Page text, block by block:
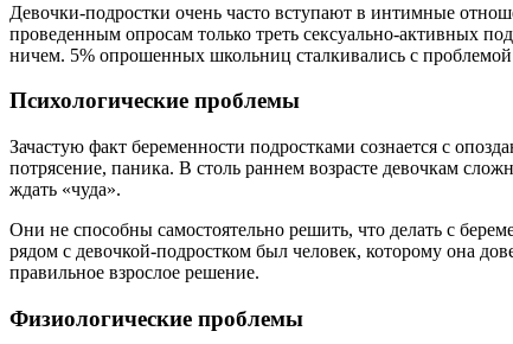
Девочки-подростки очень часто вступают в интимные
проведенным опросам только треть сексуально-активных
ничем. 5% опрошенных школьниц сталкивались с
Психологические проблемы
Зачастую факт беременности подростками сознается с
потрясение, паника. В столь раннем возрасте девочкам
ждать «чуда».
Они не способны самостоятельно решить, что делать с
рядом с девочкой-подростком был человек, которому она
правильное взрослое решение.
Физиологические проблемы